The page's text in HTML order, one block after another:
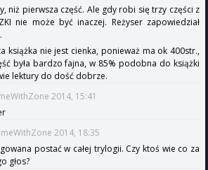
niż pierwsza część. Ale gdy robi się trzy części z
nie może być inaczej. Reżyser zapowiedział
książka nie jest cienka, ponieważ ma ok 400str.,
była bardzo fajna, w 85% podobna do książki
lektury do dość dobrze.
2014, 15:41
2014, 18:35
postać w całej trylogii. Czy ktoś wie co za
głos?